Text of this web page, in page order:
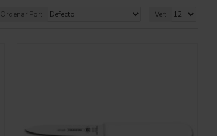
Ordenar Por: Ver: